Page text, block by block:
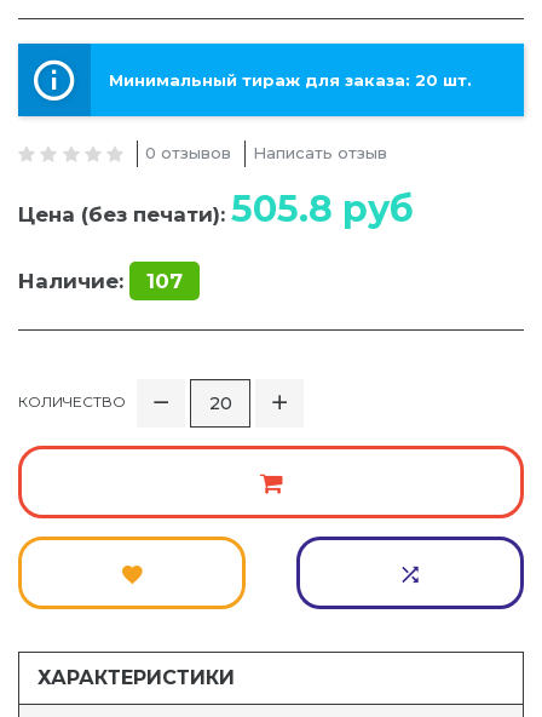
Минимальный тираж для заказа: 20 шт.
0 отзывов Написать отзыв
Цена (без печати): 505.8 руб
Наличие: 107
КОЛИЧЕСТВО
ХАРАКТЕРИСТИКИ